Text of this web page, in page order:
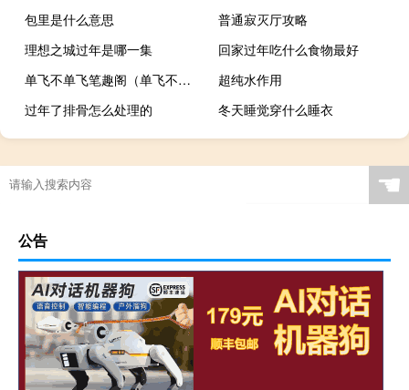
包里是什么意思
普通寂灭厅攻略
理想之城过年是哪一集
回家过年吃什么食物最好
单飞不单飞笔趣阁（单飞不单飞）
超纯水作用
过年了排骨怎么处理的
冬天睡觉穿什么睡衣
☚
公告